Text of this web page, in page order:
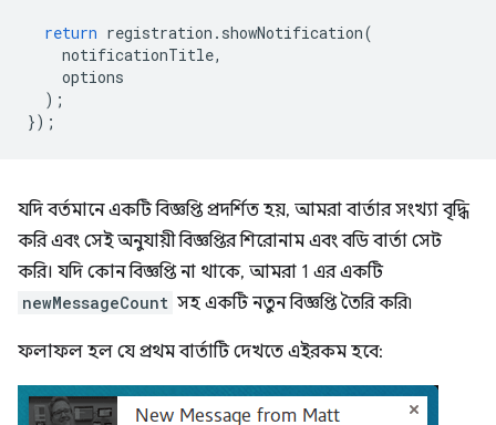
return registration . showNotification(
notificationTitle,
options
);
});
যদি বর্তমানে একটি বিজ্ঞপ্তি প্রদর্শিত হয়, আমরা বার্তার সংখ্যা বৃদ্ধি
করি এবং সেই অনুযায়ী বিজ্ঞপ্তির শিরোনাম এবং বডি বার্তা সেট
করি। যদি কোন বিজ্ঞপ্তি না থাকে, আমরা 1 এর একটি
newMessageCount সহ একটি নতুন বিজ্ঞপ্তি তৈরি করি৷
ফলাফল হল যে প্রথম বার্তাটি দেখতে এইরকম হবে: